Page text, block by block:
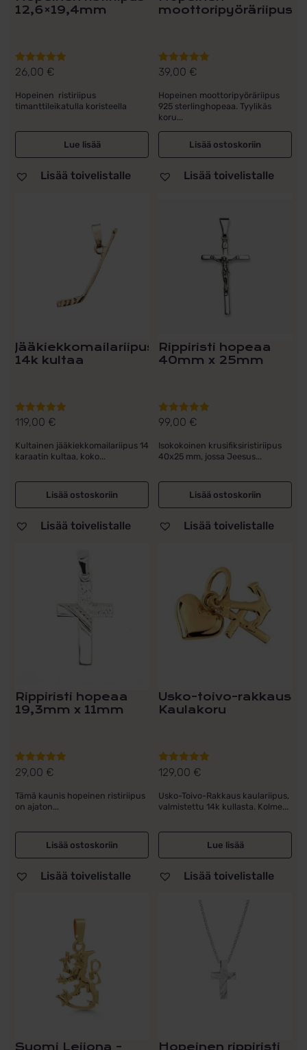
12,6×19,4mm
Arvostelu
5.00/ 5
26,00 €
Hopeinen ristiriipus
timanttileikatulla koristeella
Lue lisää
Lisää toivelistalle
moottoripyöräriipus
Arvostelu
5.00/ 5
39,00 €
Hopeinen moottoripyöräriipus
925 sterlinghopeaa. Tyylikäs
koru...
Lisää ostoskoriin
Lisää toivelistalle
Jääkiekkomailariipus
14k kultaa
Arvostelu
5.00/ 5
119,00 €
Kultainen jääkiekkomailariipus 14
karaatin kultaa, koko...
Lisää ostoskoriin
Lisää toivelistalle
Rippiristi hopeaa
40mm x 25mm
Arvostelu
5.00/ 5
99,00 €
Isokokoinen krusifiksiristiriipus
40x25 mm, jossa Jeesus...
Lisää ostoskoriin
Lisää toivelistalle
Rippiristi hopeaa
19,3mm x 11mm
Arvostelu
5.00/ 5
29,00 €
Tämä kaunis hopeinen ristiriipus
on ajaton...
Lisää ostoskoriin
Lisää toivelistalle
Usko-toivo-rakkaus
Kaulakoru
Arvostelu
5.00/ 5
129,00 €
Usko-Toivo-Rakkaus kaulariipus,
valmistettu 14k kullasta. Kolme...
Lue lisää
Lisää toivelistalle
Suomi Leijona - Hopeinen rippiristi